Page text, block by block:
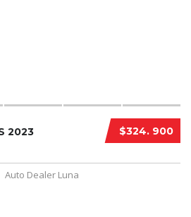
$324. 900
2023
Auto Dealer Luna